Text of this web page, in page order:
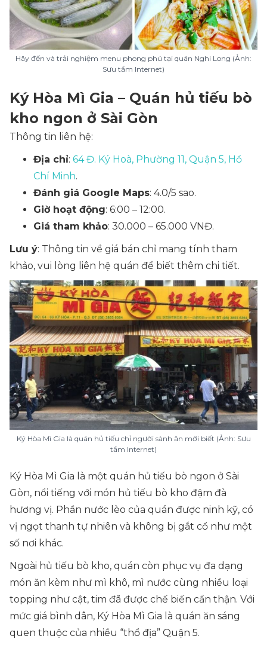
Hãy đến và trải nghiệm menu phong phú tại quán Nghi Long (Ảnh:
Sưu tầm Internet)
Ký Hòa Mì Gia – Quán hủ tiếu bò
kho ngon ở Sài Gòn
Thông tin liên hệ:
Địa chỉ: 64 Đ. Ký Hoà, Phường 11, Quận 5, Hồ
Chí Minh.
Đánh giá Google Maps: 4.0/5 sao.
Giờ hoạt động: 6:00 – 12:00.
Giá tham khảo: 30.000 – 65.000 VNĐ.
Lưu ý: Thông tin về giá bán chỉ mang tính tham
khảo, vui lòng liên hệ quán để biết thêm chi tiết.
Ký Hòa Mì Gia là quán hủ tiếu chỉ người sành ăn mới biết (Ảnh: Sưu
tầm Internet)
Ký Hòa Mì Gia là một quán hủ tiếu bò ngon ở Sài
Gòn, nổi tiếng với món hủ tiếu bò kho đậm đà
hương vị. Phần nước lèo của quán được ninh kỹ, có
vị ngọt thanh tự nhiên và không bị gắt cổ như một
số nơi khác.
Ngoài hủ tiếu bò kho, quán còn phục vụ đa dạng
món ăn kèm như mì khô, mì nước cùng nhiều loại
topping như cật, tim đã được chế biến cẩn thận. Với
mức giá bình dân, Ký Hòa Mì Gia là quán ăn sáng
quen thuộc của nhiều “thổ địa” Quận 5.